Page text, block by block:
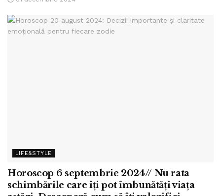
LIFE&STYLE
Horoscop 6 septembrie 2024// Nu rata
schimbările care îți pot îmbunătăți viața